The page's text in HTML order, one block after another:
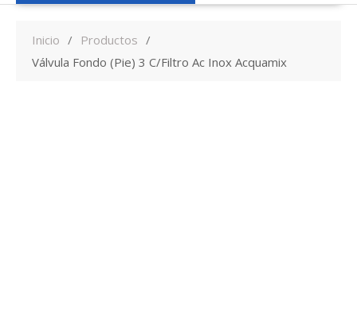
Inicio
Productos
Válvula Fondo (Pie) 3 C/Filtro Ac Inox Acquamix